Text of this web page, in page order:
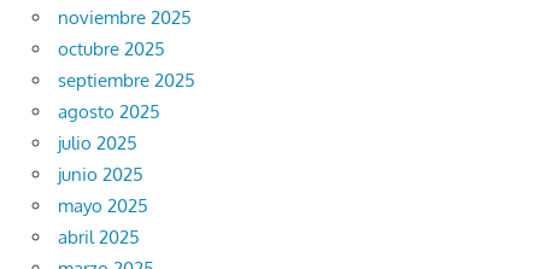
noviembre 2025
octubre 2025
septiembre 2025
agosto 2025
julio 2025
junio 2025
mayo 2025
abril 2025